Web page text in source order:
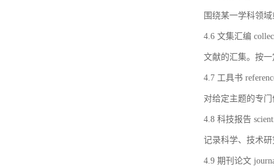
围绕某一学科领
4.6 文集汇编
文献的汇集。按
4.7 工具书
对给定主题的专
4.8 科技报告
记录科学、技术
4.9 期刊论文